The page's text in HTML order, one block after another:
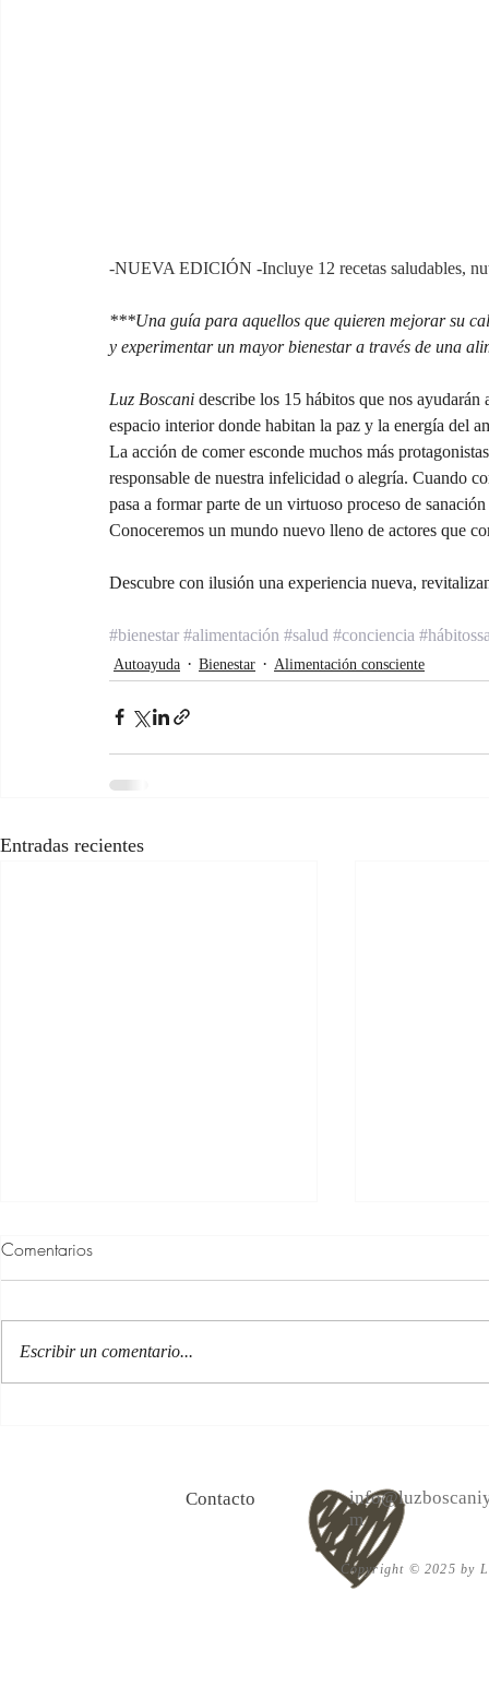
-NUEVA EDICIÓN -Incluye 12 recetas saludables,
***Una guía para aquellos que quieren mejorar su
y experimentar un mayor bienestar a través de una
Luz Boscani describe los 15 hábitos que nos
espacio interior donde habitan la paz y la energía del
La acción de comer esconde muchos más
responsable de nuestra infelicidad o alegría. Cuando
pasa a formar parte de un virtuoso proceso de
Conoceremos un mundo nuevo lleno de actores que
Descubre con ilusión una experiencia nueva,
#bienestar #alimentación #salud #conciencia
Autoayuda Bienestar Alimentación consciente
Entradas recientes
Comentarios
Escribir un comentario...
Contacto
m
Copyright © 2025 by